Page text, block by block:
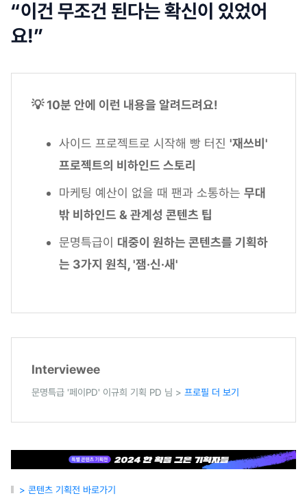
“이건 무조건 된다는 확신이 있었어
요!”
💡 10분 안에 이런 내용을 알려드려요!
사이드 프로젝트로 시작해 빵 터진 '재쓰비'
프로젝트의 비하인드 스토리
마케팅 예산이 없을 때 팬과 소통하는 무대
밖 비하인드 & 관계성 콘텐츠 팁
문명특급이 대중이 원하는 콘텐츠를 기획하
는 3가지 원칙, '잼·신·새'
Interviewee
문명특급 '페이PD' 이규희 기획 PD 님 > 프로필 더 보기
> 콘텐츠 기획전 바로가기